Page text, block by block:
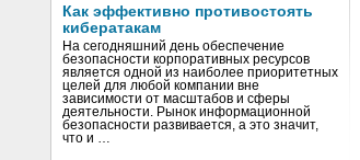
Как эффективно противостоять
кибератакам
На сегодняшний день обеспечение
безопасности корпоративных ресурсов
является одной из наиболее приоритетных
целей для любой компании вне
зависимости от масштабов и сферы
деятельности. Рынок информационной
безопасности развивается, а это значит,
что и …